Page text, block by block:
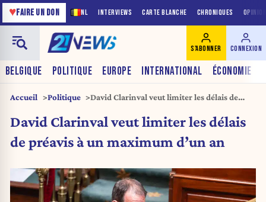
NL INTERVIEWS CARTE BLANCHE CHRONIQUES
♥FAIRE UN DON
BELGIQUE POLITIQUE EUROPE INTERNATIONAL ÉCONOMIE
S'ABONNER CONNEXION
Accueil Politique
David Clarinval veut limiter les délais de
David Clarinval veut limiter les délais
de préavis à un maximum d’un an